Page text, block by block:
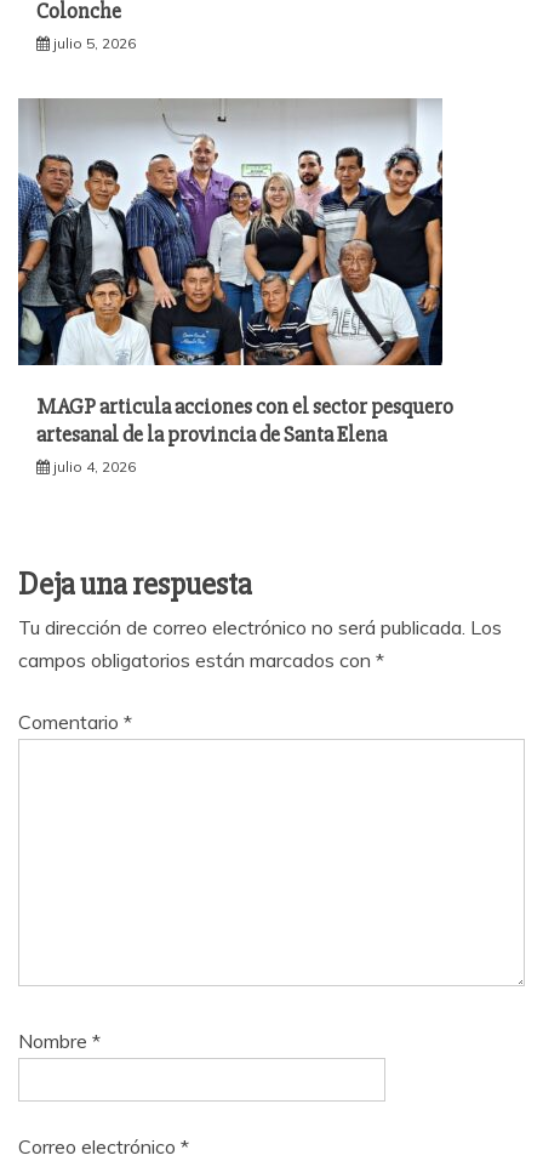
Colonche
julio 5, 2026
MAGP articula acciones con el sector pesquero
artesanal de la provincia de Santa Elena
julio 4, 2026
Deja una respuesta
Tu dirección de correo electrónico no será publicada. Los
campos obligatorios están marcados con *
Comentario *
Nombre *
Correo electrónico *